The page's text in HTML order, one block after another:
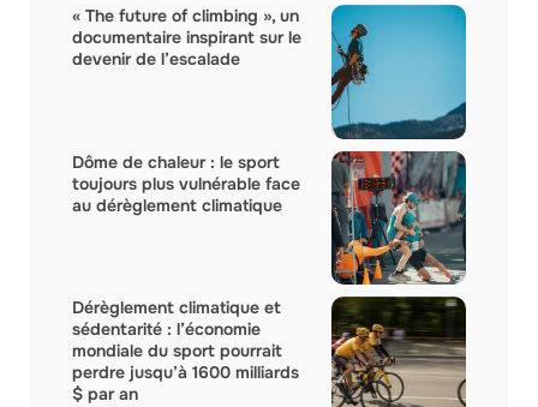
« The future of climbing », un
documentaire inspirant sur le
devenir de l’escalade
Dôme de chaleur : le sport
toujours plus vulnérable face
au dérèglement climatique
Dérèglement climatique et
sédentarité : l’économie
mondiale du sport pourrait
perdre jusqu’à 1600 milliards
$ par an